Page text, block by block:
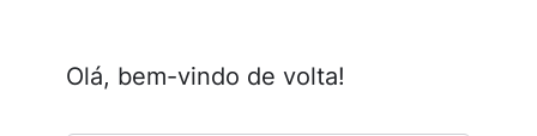
Olá, bem-vindo de volta!